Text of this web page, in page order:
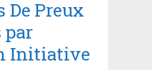
De Preux
par
Initiative